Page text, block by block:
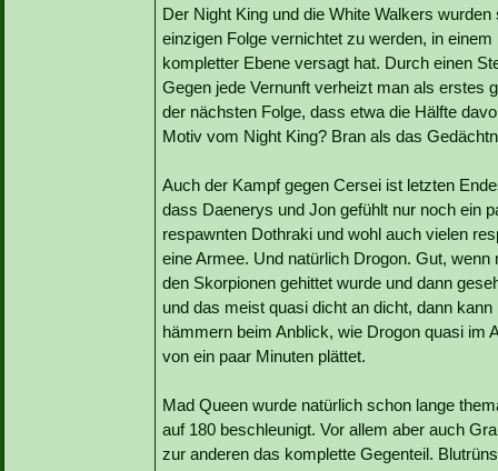
Der Night King und die White Walkers
einzigen Folge vernichtet zu werden, in
kompletter Ebene versagt hat. Durch einen
Gegen jede Vernunft verheizt man als erstes
der nächsten Folge, dass etwa die Hälfte
Motiv vom Night King? Bran als das
Auch der Kampf gegen Cersei ist letzten
dass Daenerys und Jon gefühlt nur noch ein
respawnten Dothraki und wohl auch vielen
eine Armee. Und natürlich Drogon. Gut,
den Skorpionen gehittet wurde und dann
und das meist quasi dicht an dicht, dann
hämmern beim Anblick, wie Drogon quasi im
von ein paar Minuten plättet.
Mad Queen wurde natürlich schon lange
auf 180 beschleunigt. Vor allem aber auch
zur anderen das komplette Gegenteil.